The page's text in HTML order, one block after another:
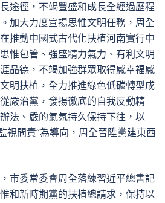
途徑，不竭豐盛和成長全經過歷程
加大力度宣揚思惟文明任務，周全
推動中國式古代化扶植河南實行中
惟包管、強盛精力氣力、有利文明
品德，不竭加強群眾取得感幸福感
明扶植，全力推進綠色低碳轉型成
嚴治黨，發揚徹底的自我反動精
法、嚴的氣氛持久保持下往，以
視問責”為導向，周全晉陞黨建東西
市委常委會周全落練習近平總書記
和新時期黨的扶植總請求，保持以